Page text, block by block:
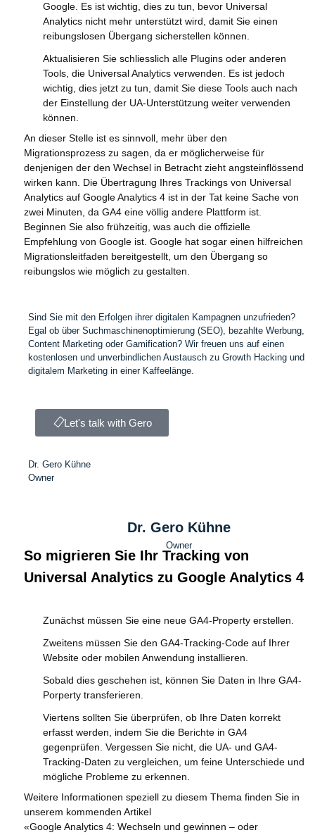
Google. Es ist wichtig, dies zu tun, bevor Universal
Analytics nicht mehr unterstützt wird, damit Sie einen
reibungslosen Übergang sicherstellen können.
Aktualisieren Sie schliesslich alle Plugins oder anderen
Tools, die Universal Analytics verwenden. Es ist jedoch
wichtig, dies jetzt zu tun, damit Sie diese Tools auch nach
der Einstellung der UA-Unterstützung weiter verwenden
können.
An dieser Stelle ist es sinnvoll, mehr über den
Migrationsprozess zu sagen, da er möglicherweise für
denjenigen der den Wechsel in Betracht zieht angsteinflössend
wirken kann. Die Übertragung Ihres Trackings von Universal
Analytics auf Google Analytics 4 ist in der Tat keine Sache von
zwei Minuten, da GA4 eine völlig andere Plattform ist.
Beginnen Sie also frühzeitig, was auch die offizielle
Empfehlung von Google ist. Google hat sogar einen hilfreichen
Migrationsleitfaden bereitgestellt, um den Übergang so
reibungslos wie möglich zu gestalten.
Sind Sie mit den Erfolgen ihrer digitalen Kampagnen unzufrieden?
Egal ob über Suchmaschinenoptimierung (SEO), bezahlte Werbung,
Content Marketing oder Gamification? Wir freuen uns auf einen
kostenlosen und unverbindlichen Austausch zu Growth Hacking und
digitalem Marketing in einer Kaffeelänge.
Let's talk with Gero
Dr. Gero Kühne
Owner
Dr. Gero Kühne
Owner
So migrieren Sie Ihr Tracking von
Universal Analytics zu Google Analytics 4
Zunächst müssen Sie eine neue GA4-Property erstellen.
Zweitens müssen Sie den GA4-Tracking-Code auf Ihrer
Website oder mobilen Anwendung installieren.
Sobald dies geschehen ist, können Sie Daten in Ihre GA4-
Porperty transferieren.
Viertens sollten Sie überprüfen, ob Ihre Daten korrekt
erfasst werden, indem Sie die Berichte in GA4
gegenprüfen. Vergessen Sie nicht, die UA- und GA4-
Tracking-Daten zu vergleichen, um feine Unterschiede und
mögliche Probleme zu erkennen.
Weitere Informationen speziell zu diesem Thema finden Sie in
unserem kommenden Artikel
«Google Analytics 4: Wechseln und gewinnen – oder